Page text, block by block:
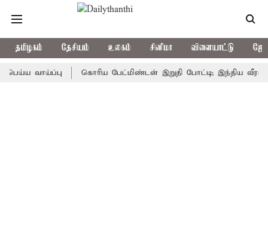
தமிழகம் தேசியம் உலகம் சினிமா விளையாட்டு
கொரிய பேட்மிண்டன் இறுதி போட்டி; இந்திய வீராங்கனை